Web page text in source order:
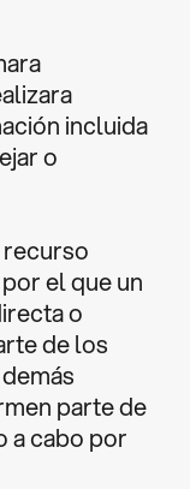
incluida
o
el que un
o
de los
parte de
a cabo por